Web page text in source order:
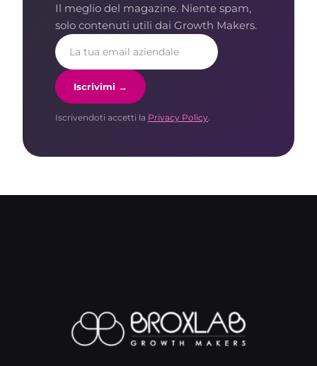
Il meglio del magazine. Niente spam,
solo contenuti utili dai Growth Makers.
Iscrivimi →
Iscrivendoti accetti la Privacy Policy.